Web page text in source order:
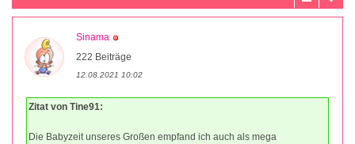
Sinama
222 Beiträge
12.08.2021 10:02
Zitat von Tine91:
Die Babyzeit unseres Großen empfand ich auch als mega